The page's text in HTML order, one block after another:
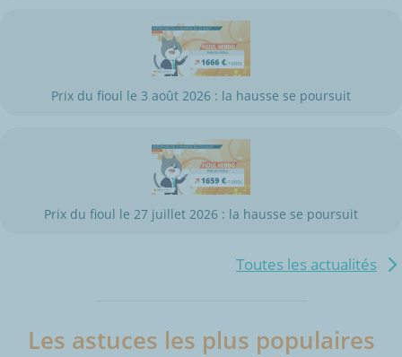
Prix du fioul le 3 août 2026 : la hausse se poursuit
Prix du fioul le 27 juillet 2026 : la hausse se poursuit
Toutes les actualités
Les astuces les plus populaires